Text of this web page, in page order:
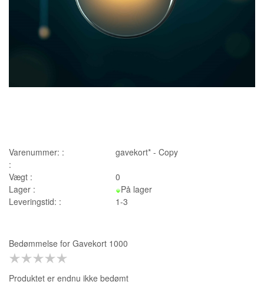
Varenummer: :
gavekort* - Copy
:
Vægt :
0
Lager :
På lager
Leveringstid: :
1-3
Bedømmelse for Gavekort 1000
Produktet er endnu ikke bedømt